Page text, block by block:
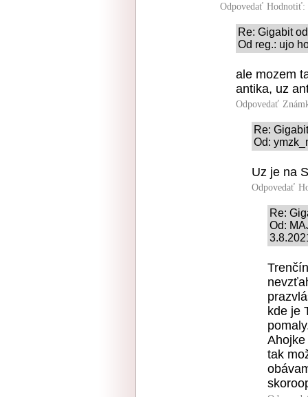
Odpovedať Hodnotiť:
Re: Gigabit
Od reg.: ujo
ale mozem
antika, uz
Odpovedať
Re:
Od:
Uz je na
Odpovedať
Re:
Od:
kde je
tak